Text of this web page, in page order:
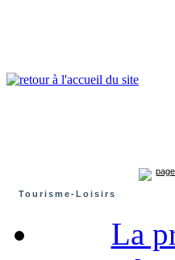
Tourisme-Loisirs
La